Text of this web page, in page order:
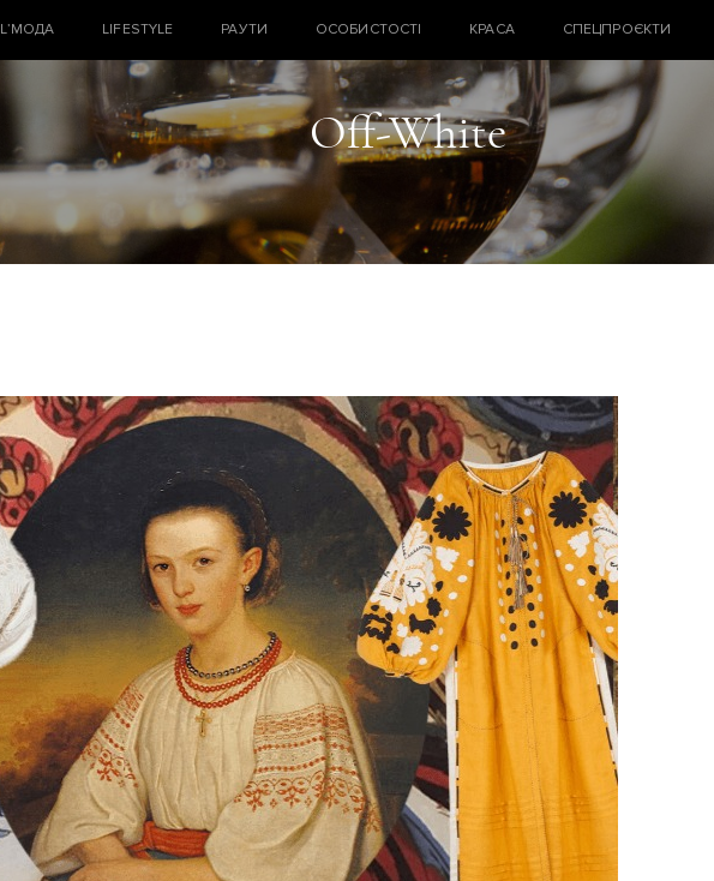
L’МОДА LIFESTYLE РАУТИ ОСОБИСТОСТІ КРАСА СПЕЦПРОЄКТИ
Off-White